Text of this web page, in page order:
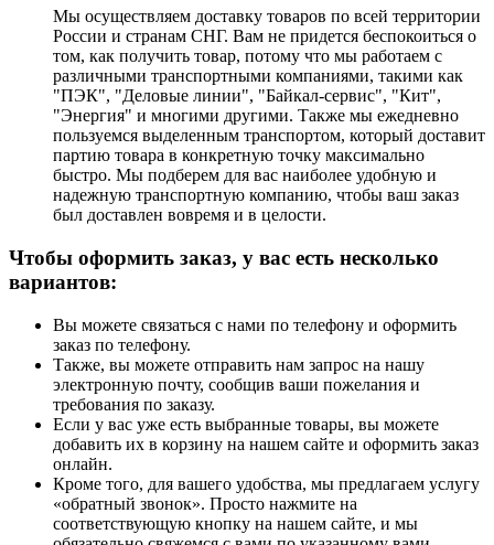
Мы осуществляем доставку товаров по всей территории
России и странам СНГ. Вам не придется беспокоиться о
том, как получить товар, потому что мы работаем с
различными транспортными компаниями, такими как
"ПЭК", "Деловые линии", "Байкал-сервис", "Кит",
"Энергия" и многими другими. Также мы ежедневно
пользуемся выделенным транспортом, который доставит
партию товара в конкретную точку максимально
быстро. Мы подберем для вас наиболее удобную и
надежную транспортную компанию, чтобы ваш заказ
был доставлен вовремя и в целости.
Чтобы оформить заказ, у вас есть несколько
вариантов:
Вы можете связаться с нами по телефону и оформить
заказ по телефону.
Также, вы можете отправить нам запрос на нашу
электронную почту, сообщив ваши пожелания и
требования по заказу.
Если у вас уже есть выбранные товары, вы можете
добавить их в корзину на нашем сайте и оформить заказ
онлайн.
Кроме того, для вашего удобства, мы предлагаем услугу
«обратный звонок». Просто нажмите на
соответствующую кнопку на нашем сайте, и мы